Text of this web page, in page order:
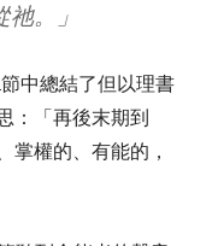
。」
中總結了但以理書
：「再後末期到
掌權的、有能的，